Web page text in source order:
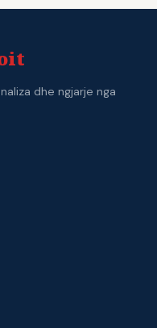
dhe ngjarje nga